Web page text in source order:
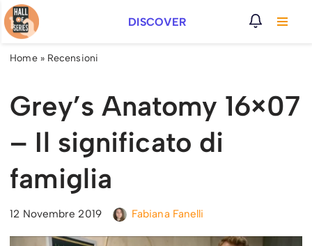
Vai
al
DISCOVER
Home» Recensioni
Grey’s Anatomy 16×07
– Il significato di
famiglia
12 Novembre 2019 Fabiana Fanelli